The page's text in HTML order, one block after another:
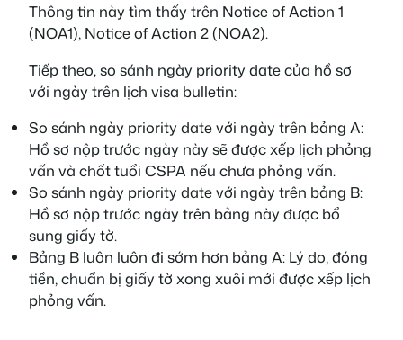
Thông tin này tìm thấy trên Notice of Action 1
(NOA1), Notice of Action 2 (NOA2).
Tiếp theo, so sánh ngày priority date của hồ sơ
với ngày trên lịch visa bulletin:
So sánh ngày priority date với ngày trên bảng A:
Hồ sơ nộp trước ngày này sẽ được xếp lịch phỏng
vấn và chốt tuổi CSPA nếu chưa phỏng vấn.
So sánh ngày priority date với ngày trên bảng B:
Hồ sơ nộp trước ngày trên bảng này được bổ
sung giấy tờ.
Bảng B luôn luôn đi sớm hơn bảng A: Lý do, đóng
tiền, chuẩn bị giấy tờ xong xuôi mới được xếp lịch
phỏng vấn.